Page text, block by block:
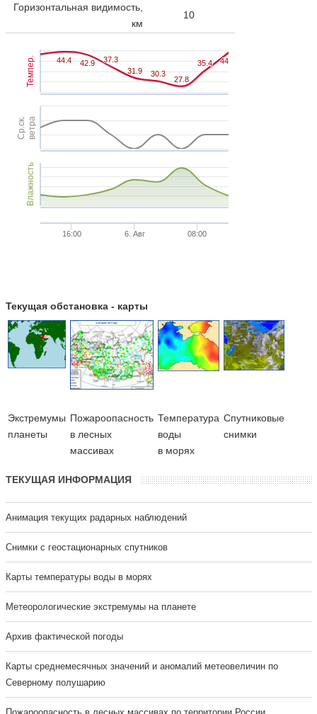
Горизонтальная видимость,
км
10
Темпер.
Ср.ск.ветра
Влажность
44.4
44.4 42.9
42.9 37.3
37.3
31.9
31.9 30.3
30.3
27.8
27.8
35.4
35.4 44
44
16:00 6. Авг 08:00
Текущая обстановка - карты
Экстремумы
планеты
Пожароопасность
в лесных
массивах
Температура
воды
в морях
Cпутниковые
снимки
ТЕКУЩАЯ ИНФОРМАЦИЯ
Анимация текущих радарных наблюдений
Cнимки с геостационарных спутников
Карты температуры воды в морях
Метеорологические экстремумы на планете
Архив фактической погоды
Карты среднемесячных значений и аномалий метеовеличин по
Северному полушарию